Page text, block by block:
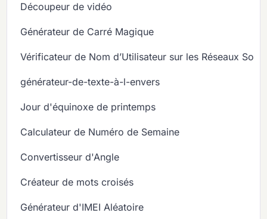
Découpeur de vidéo
Générateur de Carré Magique
Vérificateur de Nom d’Utilisateur sur les Réseaux
générateur-de-texte-à-l-envers
Jour d'équinoxe de printemps
Calculateur de Numéro de Semaine
Convertisseur d'Angle
Créateur de mots croisés
Générateur d'IMEI Aléatoire